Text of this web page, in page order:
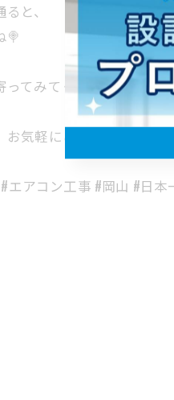
と、
🍭
ってみてください😊
気軽にご相談ください✨
エアコン工事 #岡山 #日